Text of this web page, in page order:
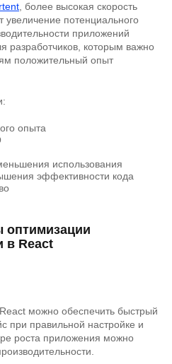
, более высокая скорость
увеличение потенциального
приложений
разработчиков, которым важно
положительный опыт
опыта
использования
эффективности кода
в React
можно обеспечить быстрый
при правильной настройке и
роста приложения можно